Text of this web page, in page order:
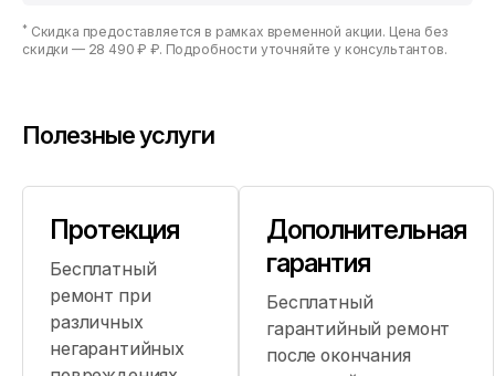
* Скидка предоставляется в рамках временной акции. Цена без
скидки — 28 490 ₽ ₽. Подробности уточняйте у консультантов.
Полезные услуги
Протекция
Бесплатный
ремонт при
различных
негарантийных
Дополнительная
гарантия
Бесплатный
гарантийный ремонт
после окончания